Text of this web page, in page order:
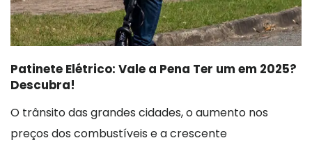
Patinete Elétrico: Vale a Pena Ter um em 2025?
Descubra!
O trânsito das grandes cidades, o aumento nos
preços dos combustíveis e a crescente